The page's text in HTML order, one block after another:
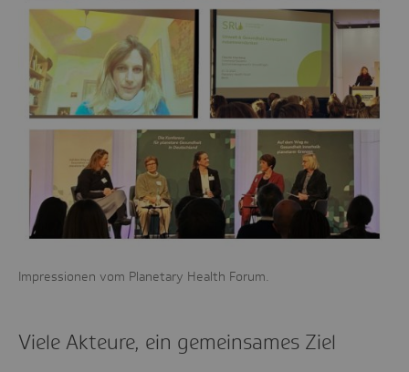
Impressionen vom Planetary Health Forum.
Viele Akteure, ein gemeinsames Ziel